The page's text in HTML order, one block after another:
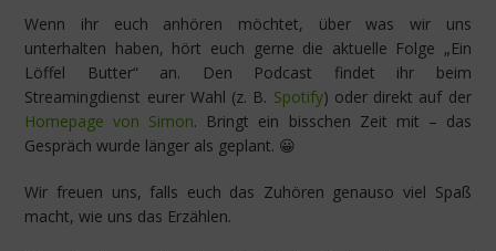
Wenn ihr euch anhören möchtet, über was wir uns
unterhalten haben, hört euch gerne die aktuelle Folge „Ein
Löffel Butter“ an. Den Podcast findet ihr beim
Streamingdienst eurer Wahl (z. B. Spotify) oder direkt auf der
Homepage von Simon. Bringt ein bisschen Zeit mit – das
Gespräch wurde länger als geplant. 😀
Wir freuen uns, falls euch das Zuhören genauso viel Spaß
macht, wie uns das Erzählen.